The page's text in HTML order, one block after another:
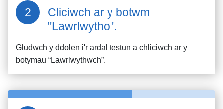
Cliciwch ar y botwm
"Lawrlwytho".
Gludwch y ddolen i'r ardal testun a chliciwch ar y
botymau “Lawrlwythwch”.